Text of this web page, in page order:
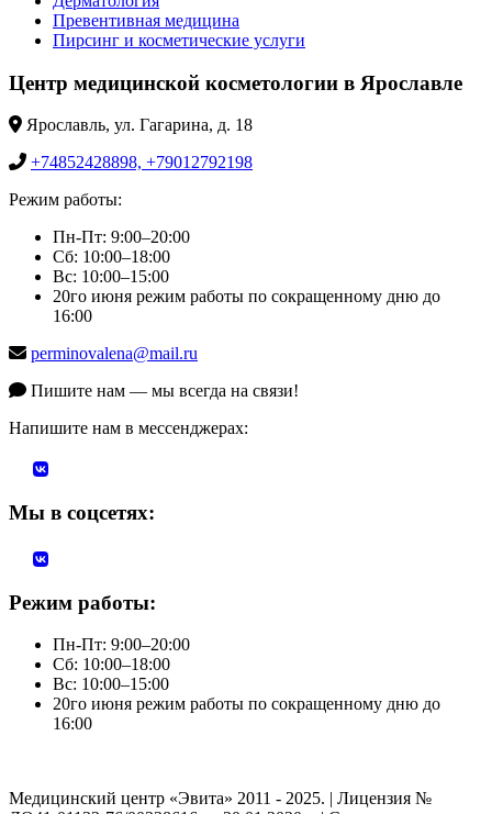
Превентивная медицина
Пирсинг и косметические услуги
Центр медицинской косметологии в Ярославле
Ярославль, ул. Гагарина, д. 18
+74852428898, +79012792198
Режим работы:
Пн-Пт: 9:00–20:00
Сб: 10:00–18:00
Вс: 10:00–15:00
20го июня режим работы по сокращенному дню до
16:00
perminovalena@mail.ru
Пишите нам — мы всегда на связи!
Напишите нам в мессенджерах:
Мы в соцсетях:
Режим работы:
Пн-Пт: 9:00–20:00
Сб: 10:00–18:00
Вс: 10:00–15:00
20го июня режим работы по сокращенному дню до
16:00
Медицинский центр «Эвита» 2011 - 2025. | Лицензия №